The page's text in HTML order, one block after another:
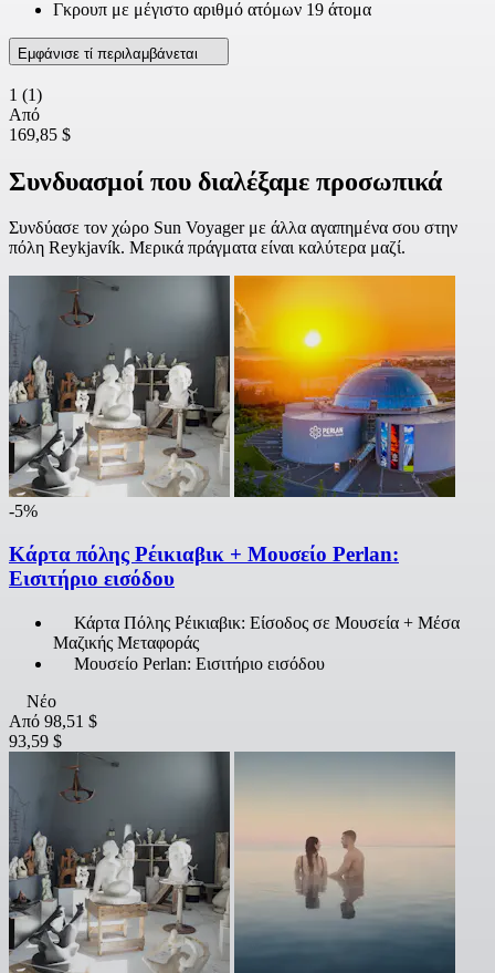
Γκρουπ με μέγιστο αριθμό ατόμων 19 άτομα
Εμφάνισε τί περιλαμβάνεται
1 (1)
Από
169,85 $
Συνδυασμοί που διαλέξαμε προσωπικά
Συνδύασε τον χώρο Sun Voyager με άλλα αγαπημένα σου στην
πόλη Reykjavík. Μερικά πράγματα είναι καλύτερα μαζί.
-5%
Κάρτα πόλης Ρέικιαβικ + Μουσείο Perlan:
Εισιτήριο εισόδου
Κάρτα Πόλης Ρέικιαβικ: Είσοδος σε Μουσεία + Μέσα
Μαζικής Μεταφοράς
Μουσείο Perlan: Εισιτήριο εισόδου
Νέο
Από 98,51 $
93,59 $